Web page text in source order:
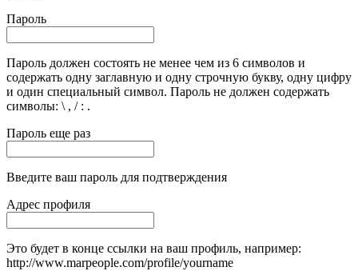
Пароль
Пароль должен состоять не менее чем из 6 символов и
содержать одну заглавную и одну строчную букву, одну цифру
и один специальный символ. Пароль не должен содержать
символы: \ , / : .
Пароль еще раз
Введите ваш пароль для подтверждения
Адрес профиля
Это будет в конце ссылки на ваш профиль, например:
http://www.marpeople.com/profile/yourname